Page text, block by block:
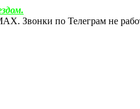
Звонки по Телеграм не